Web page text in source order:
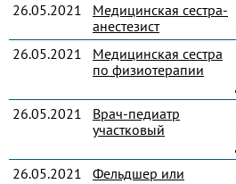
26.05.2021
Медицинская сестра-
анестезист
26.05.2021
Медицинская сестра
по физиотерапии
26.05.2021
Врач-педиатр
участковый
26.05.2021
Фельдшер или